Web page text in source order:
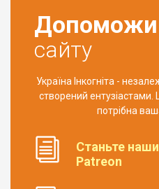
Допоможи
сайту
Україна Інкогніта -
створений
потрібна
Станьте
Patreon